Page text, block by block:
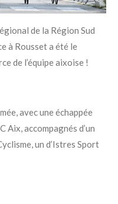
de la Région Sud
à Rousset a été le
de l’équipe aixoise !
avec une échappée
Aix, accompagnés d’un
un d’Istres Sport